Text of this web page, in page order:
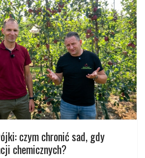
czym chronić sad, gdy
chemicznych?